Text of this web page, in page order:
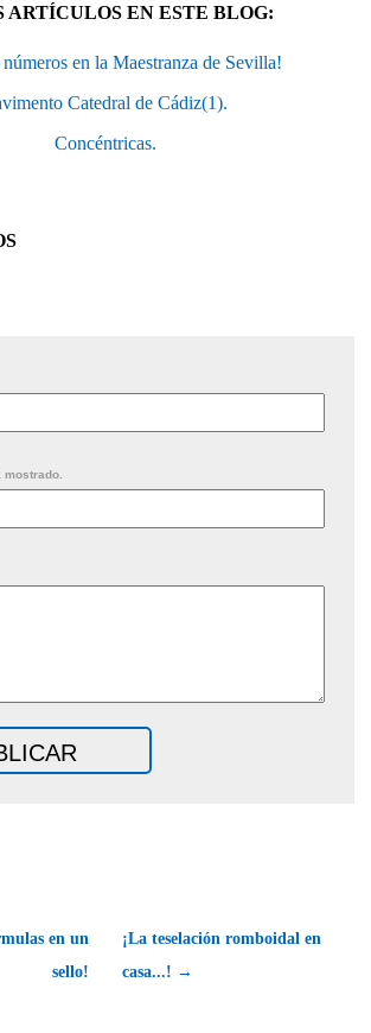
ARTÍCULOS EN ESTE BLOG:
en la Maestranza de Sevilla!
Catedral de Cádiz(1).
Concéntricas.
mostrado.
en un
sello!
¡La teselación romboidal en
casa...! →